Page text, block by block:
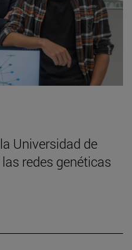
Universidad de
redes genéticas